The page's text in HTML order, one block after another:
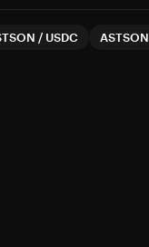
/ USDC
ASTSON